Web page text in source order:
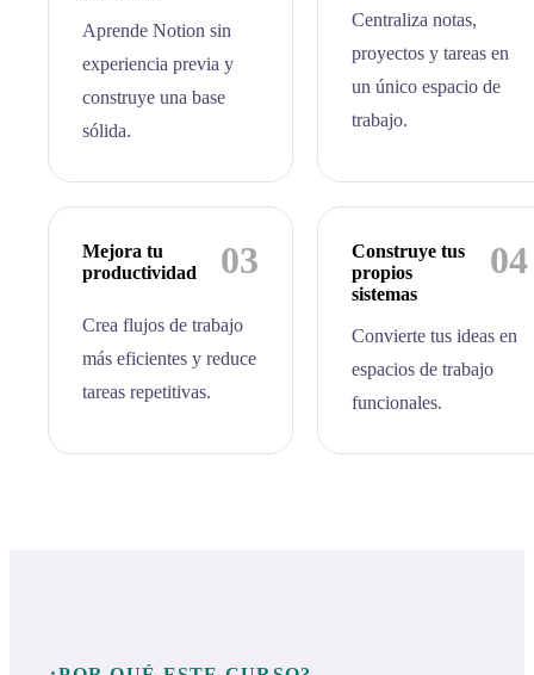
Aprende Notion sin
experiencia previa y
construye una base
sólida.
Centraliza notas,
proyectos y tareas en
un único espacio de
trabajo.
03
Mejora tu
productividad
Crea flujos de trabajo
más eficientes y reduce
tareas repetitivas.
04
Construye tus
propios
sistemas
Convierte tus ideas en
espacios de trabajo
funcionales.